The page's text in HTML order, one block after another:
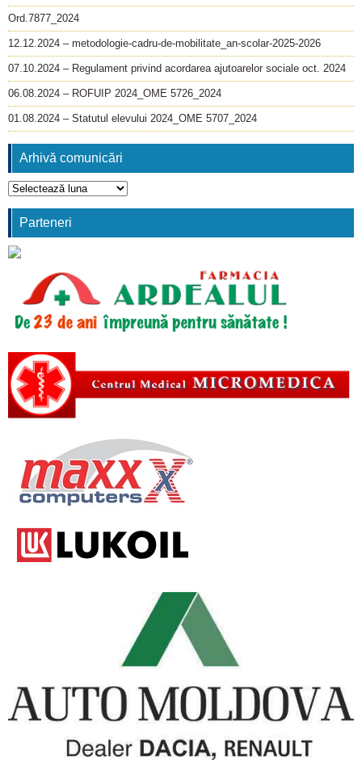
Ord.7877_2024
12.12.2024 – metodologie-cadru-de-mobilitate_an-scolar-2025-2026
07.10.2024 – Regulament privind acordarea ajutoarelor sociale oct. 2024
06.08.2024 – ROFUIP 2024_OME 5726_2024
01.08.2024 – Statutul elevului 2024_OME 5707_2024
Arhivă comunicări
Arhivă
comunicări
Parteneri